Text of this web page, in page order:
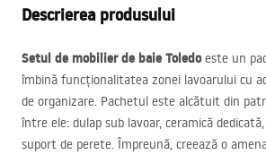
Descrierea produsului
Setul de mobilier de baie Toledoeste un
îmbină funcționalitatea zonei lavoarului cu
de organizare. Pachetul este alcătuit din
între ele: dulap sub lavoar, ceramică
suport de perete. Împreună, creează o